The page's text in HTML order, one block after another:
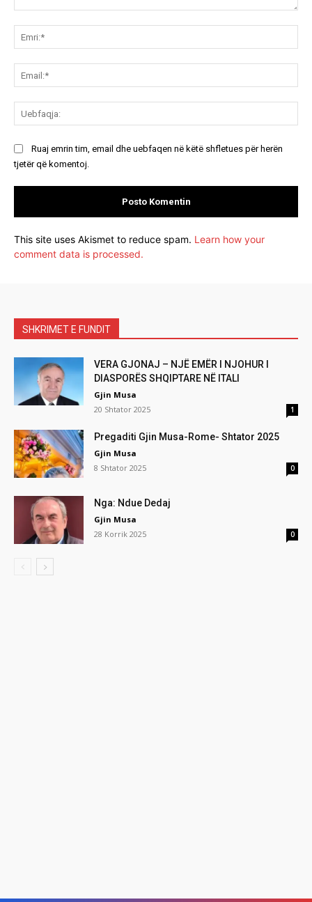
Ruaj emrin tim, email dhe uebfaqen në këtë shfletues për herën
tjetër që komentoj.
This site uses Akismet to reduce spam. Learn how your
comment data is processed.
SHKRIMET E FUNDIT
VERA GJONAJ – NJË EMËR I NJOHUR I
DIASPORËS SHQIPTARE NË ITALI
Gjin Musa
20 Shtator 2025
1
Pregaditi Gjin Musa-Rome- Shtator 2025
Gjin Musa
8 Shtator 2025
0
Nga: Ndue Dedaj
Gjin Musa
28 Korrik 2025
0